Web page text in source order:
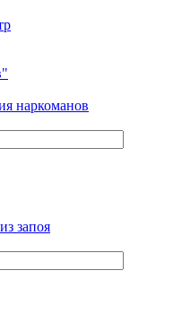
наркоманов
запоя